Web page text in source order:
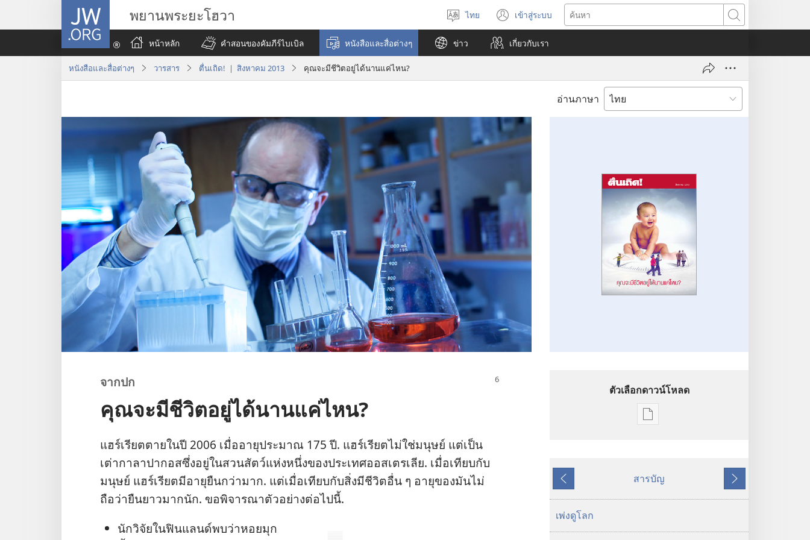
JW.ORG พยานพระยะโฮวา
เลือก
ภาษา
ไทย เข้าสู่ระบบ
(เปิด
หน้าต่าง
ใหม่)
ค้นหา
หน้าหลัก
คำสอนของคัมภีร์ไบเบิล หนังสือและสื่อต่างๆ ข่าว เกี่ยว​กับ​เรา
หนังสือและสื่อต่างๆ วารสาร ตื่นเถิด! | สิงหาคม 2013 คุณจะมีชีวิตอยู่ได้นานแค่ไหน?
อ่านภาษา
จาก​ปก
คุณจะมีชีวิตอยู่ได้นานแค่ไหน?
แฮร์เรียต​ตาย​ใน​ปี 2006 เมื่อ​อายุ​ประมาณ 175 ปี. แฮร์เรียต​ไม่​ใช่​มนุษย์ แต่​เป็น​
เต่า​กาลาปากอส​ซึ่ง​อยู่​ใน​สวน​สัตว์​แห่ง​หนึ่ง​ของ​ประเทศ​ออสเตรเลีย. เมื่อ​เทียบ​กับ​
มนุษย์ แฮร์เรียต​มี​อายุ​ยืน​กว่า​มาก. แต่​เมื่อ​เทียบ​กับ​สิ่ง​มี​ชีวิต​อื่น ๆ อายุ​ของ​มัน​ไม่​
ถือ​ว่า​ยืน​ยาว​มาก​นัก. ขอ​พิจารณา​ตัว​อย่าง​ต่อ​ไป​นี้.
นัก​วิจัย​ใน​ฟินแลนด์​พบ​ว่า​หอย​มุก​
ตัวเลือกดาวน์โหลด
ตัว
สิ่ง
พิมพ์
ย้อน
หลัง
สารบัญ
ถัด
ไป
เพ่งดูโลก